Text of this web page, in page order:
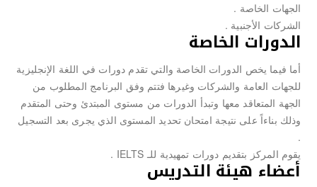
الجهات الخاصة .
الشركات الأجنبية .
الدورات الخاصة
أما فيما يخص الدورات الخاصة والتي تقدم دورات في اللغة الإنجليزية
للجهات العامة والشركات وغيرها فتتم وفق البرنامج المطلوب من
الجهة المتعاقد معها وتبدأ الدورات من مستوى المبتدئ وحتى المتقدم
وذلك بناءاً على نتيجة امتحان تحديد المستوى الذي يجرى بعد التسجيل
.
يقوم المركز بتقديم دورات تمهيدية للـ IELTS .
أعضاء هيئة التدريس